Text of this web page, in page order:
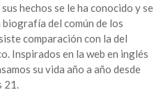
hechos se le ha conocido y se
biografía del común de los
comparación con la del
Inspirados en la web en inglés
su vida año a año desde
21.